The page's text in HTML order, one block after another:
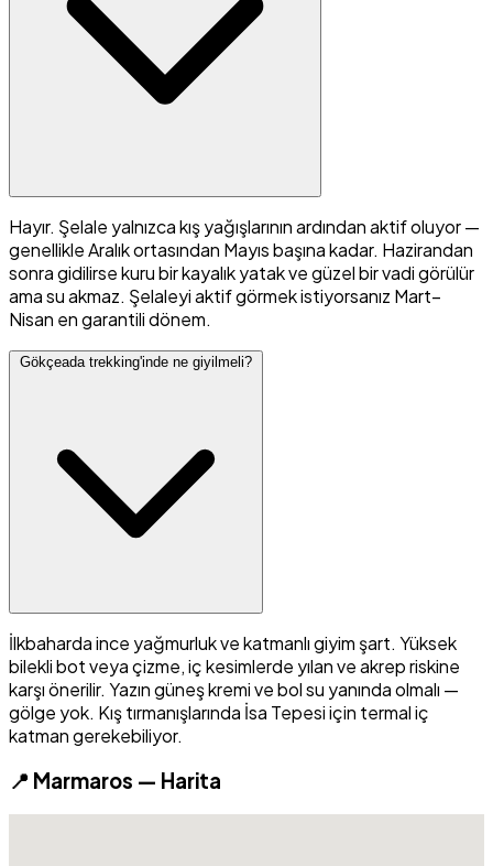
Hayır. Şelale yalnızca kış yağışlarının ardından aktif oluyor —
genellikle Aralık ortasından Mayıs başına kadar. Hazirandan
sonra gidilirse kuru bir kayalık yatak ve güzel bir vadi görülür
ama su akmaz. Şelaleyi aktif görmek istiyorsanız Mart–
Nisan en garantili dönem.
Gökçeada trekking'inde ne giyilmeli?
İlkbaharda ince yağmurluk ve katmanlı giyim şart. Yüksek
bilekli bot veya çizme, iç kesimlerde yılan ve akrep riskine
karşı önerilir. Yazın güneş kremi ve bol su yanında olmalı —
gölge yok. Kış tırmanışlarında İsa Tepesi için termal iç
katman gerekebiliyor.
📍 Marmaros — Harita